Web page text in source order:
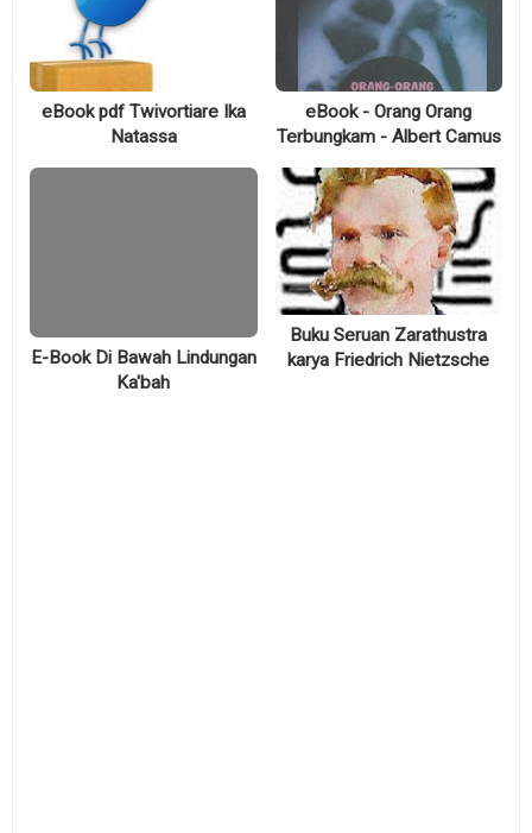
eBook pdf Twivortiare Ika
Natassa
eBook - Orang Orang
Terbungkam - Albert Camus
E-Book Di Bawah Lindungan
Ka'bah
Buku Seruan Zarathustra
karya Friedrich Nietzsche